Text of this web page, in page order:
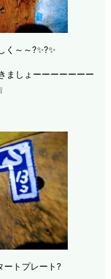
～～?✨?✨
ましょーーーーーーー
ートプレート?